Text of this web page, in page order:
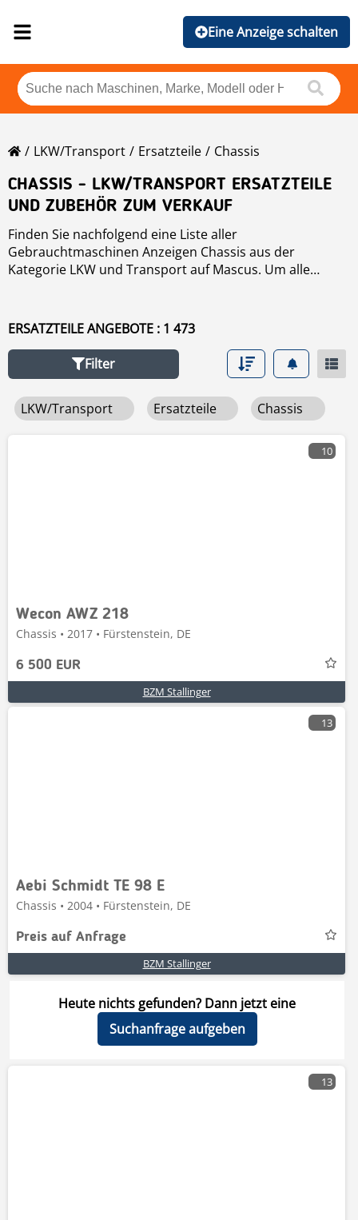
Eine Anzeige schalten
LKW/Transport Ersatzteile
Chassis
CHASSIS - LKW/TRANSPORT ERSATZTEILE
UND ZUBEHÖR ZUM VERKAUF
Finden Sie nachfolgend eine Liste aller
Gebrauchtmaschinen Anzeigen Chassis aus der
Kategorie LKW und Transport auf Mascus. Um alle
der linken Seite können Sie die Suche weiter eingrenzen.
ERSATZTEILE ANGEBOTE : 1 473
Filter
LKW/Transport Ersatzteile Chassis
10
Wecon AWZ 218
Chassis • 2017 • Fürstenstein, DE
6 500 EUR
BZM Stallinger
13
Aebi Schmidt TE 98 E
Chassis • 2004 • Fürstenstein, DE
Preis auf Anfrage
BZM Stallinger
Heute nichts gefunden? Dann jetzt eine
Suchanfrage aufgeben
13